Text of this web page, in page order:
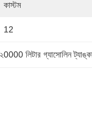
কাস্টম
12
২0000 লিটার গ্যাসোলিন